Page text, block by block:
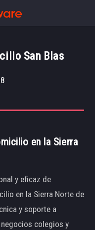
San Blas
en la Sierra
y eficaz de
en la Sierra Norte de
y soporte a
colegios y